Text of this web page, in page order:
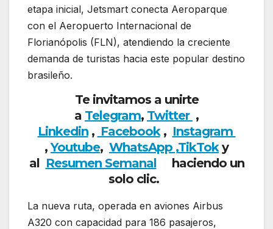
etapa inicial, Jetsmart conecta Aeroparque
con el Aeropuerto Internacional de
Florianópolis (FLN), atendiendo la creciente
demanda de turistas hacia este popular destino
brasileño.
Te invitamos a unirte
a Telegram, Twitter ,
Linkedin, Facebook, Instagram
,Youtube, WhatsApp ,TikToky
al Resumen Semanalhaciendo un
solo clic.
La nueva ruta, operada en aviones Airbus
A320 con capacidad para 186 pasajeros,